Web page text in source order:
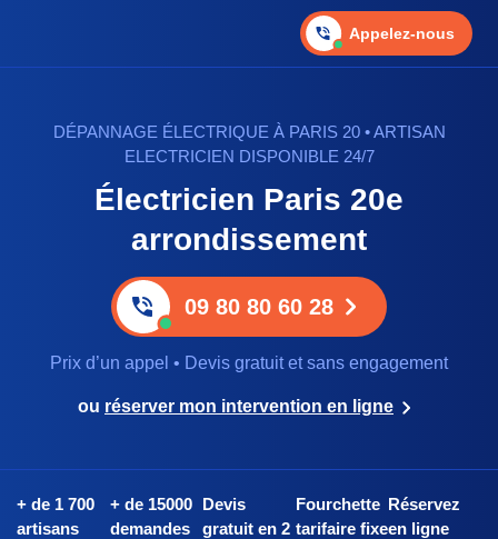
Appelez-nous
DÉPANNAGE ÉLECTRIQUE À PARIS 20 • ARTISAN
ELECTRICIEN DISPONIBLE 24/7
Électricien Paris 20e
arrondissement
09 80 80 60 28
Prix d’un appel • Devis gratuit et sans engagement
ou réserver mon intervention en ligne
+ de 1 700
artisans
+ de 15000
demandes
Devis
gratuit en 2
Fourchette
tarifaire fixe
Réservez
en ligne